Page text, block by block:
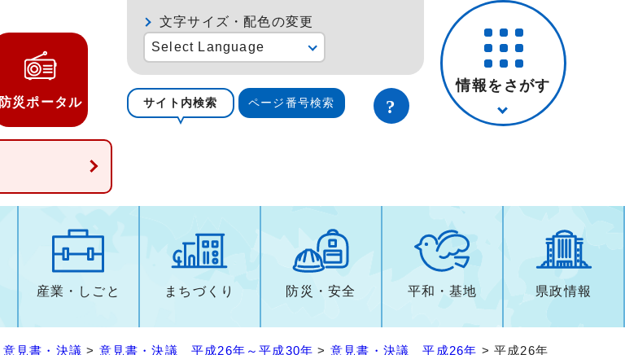
防災ポータル
文字サイズ・配色の変更
Select Language
サイト内検索 ページ番号検索
情報をさがす
産業・しごと まちづくり 防災・安全 平和・基地 県政情報
意見書・決議 > 意見書・決議 平成26年～平成30年 > 意見書・決議 平成26年 > 平成26年